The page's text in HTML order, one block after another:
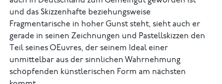
und das Skizzenhafte beziehungsweise
Fragmentarische in hoher Gunst steht, sieht auch er
gerade in seinen Zeichnungen und Pastellskizzen den
Teil seines OEuvres, der seinem Ideal einer
unmittelbar aus der sinnlichen Wahrnehmung
schöpfenden künstlerischen Form am nächsten